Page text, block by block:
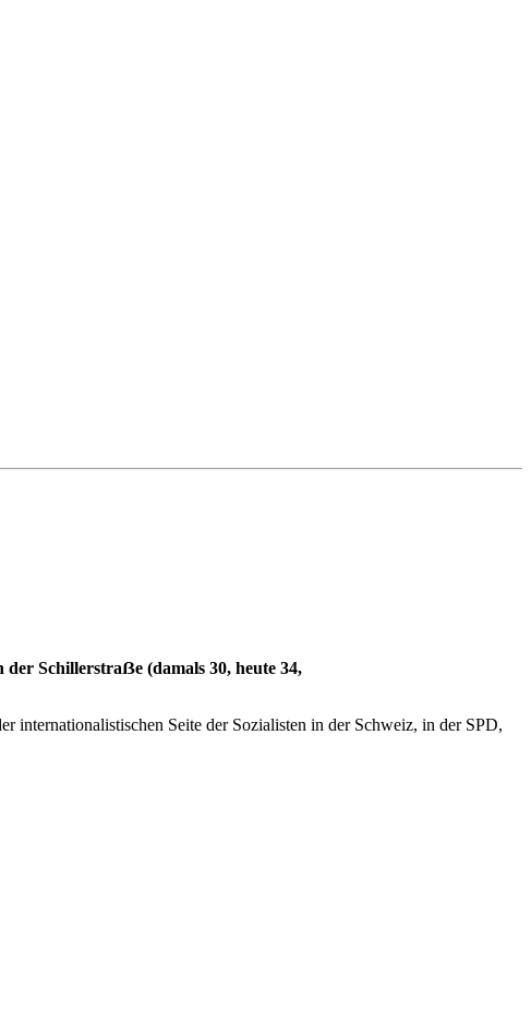
der Schillerstraẞe (damals 30, heute 34,
internationalistischen Seite der Sozialisten in der Schweiz, in der SPD,